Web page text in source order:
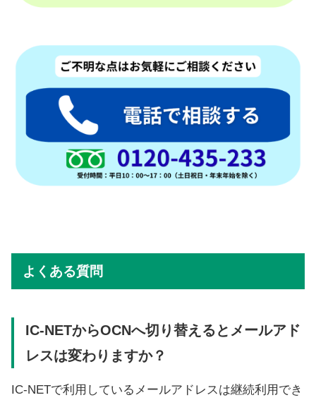
よくある質問
IC-NETからOCNへ切り替えるとメールアド
レスは変わりますか？
IC-NETで利用しているメールアドレスは継続利用でき